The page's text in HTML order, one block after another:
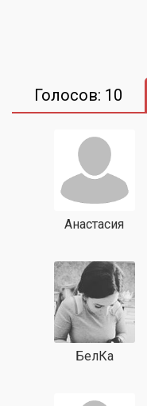
Голосов: 10
Анастасия
БелКа